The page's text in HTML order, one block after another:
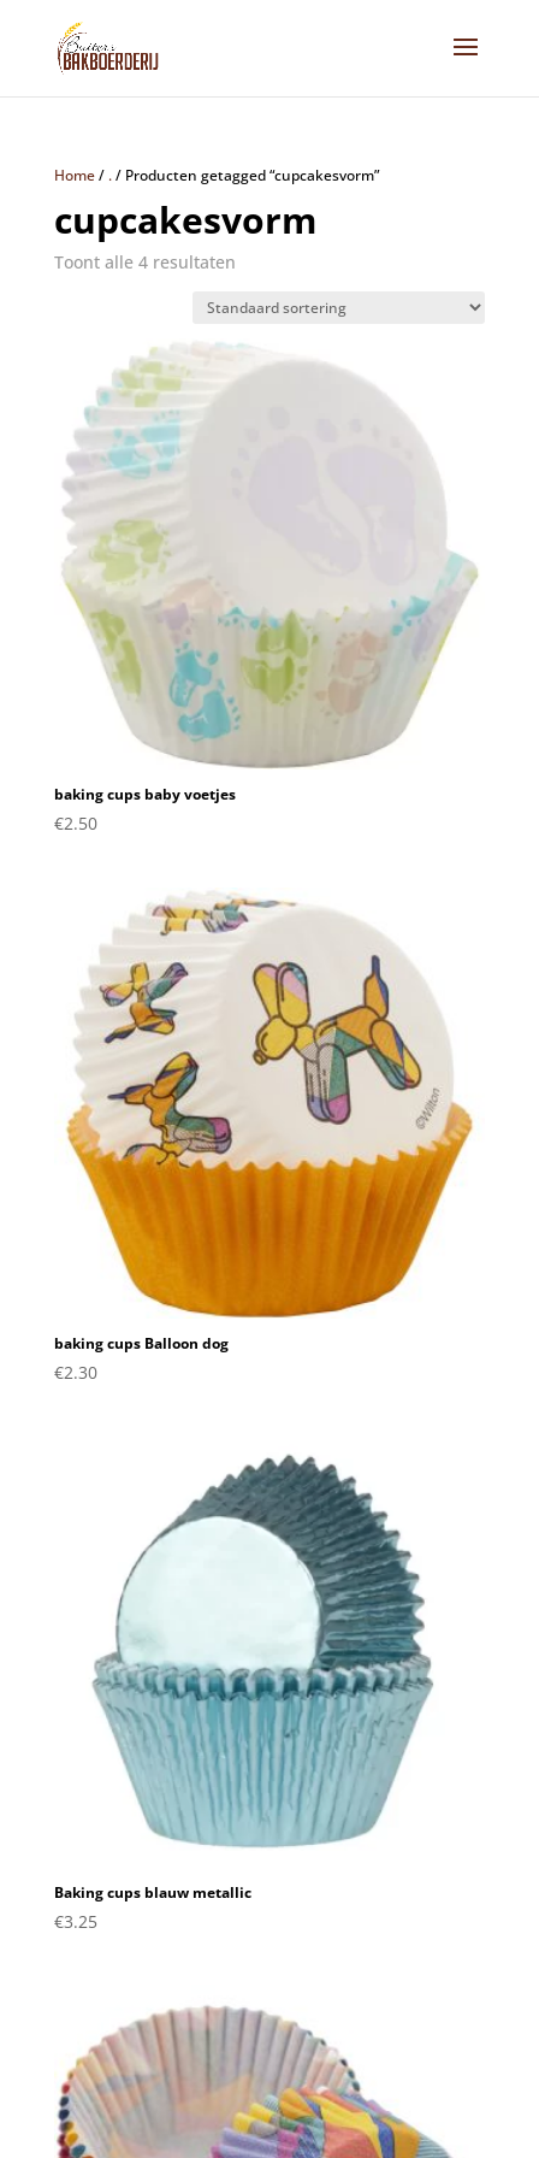
Home/ ./ Producten getagged “cupcakesvorm”
cupcakesvorm
Toont alle 4 resultaten
baking cups baby voetjes
€2.50
baking cups Balloon dog
€2.30
Baking cups blauw metallic
€3.25